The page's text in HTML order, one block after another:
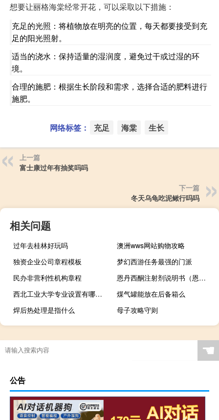
想要让丽格海棠经常开花，可以采取以下措施：
充足的光照：将植物放在明亮的位置，每天都要接受到充
足的阳光照射。
适当的浇水：保持适量的湿润度，避免过干或过湿的环
境。
合理的施肥：根据生长阶段和需求，选择合适的肥料进行
施肥。
网络标签： 充足 海棠 生长
上一篇
富士康过年有抽奖吗吗
下一篇
冬天乌龟吃泥鳅行吗吗
相关问题
过年去桂林好玩吗
澳洲wws网站购物攻略
独资企业公司章程模板
梦幻西游任务最强的门派
民办非营利性机构章程
恩丹西酮注射剂说明书（恩丹西酮）
西北工业大学专业设置有哪些（专业目录一览表）
煤气罐能放在后备箱么
焊后热处理是指什么
母子攻略守则
☚
公告